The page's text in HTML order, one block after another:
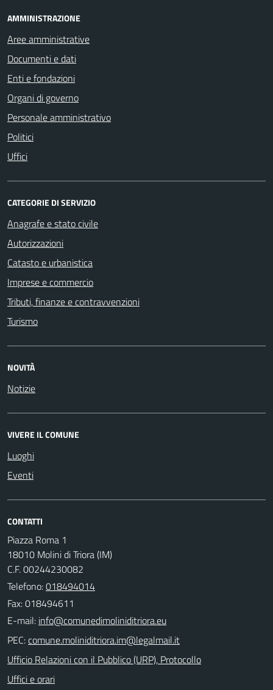
AMMINISTRAZIONE
Aree amministrative
Documenti e dati
Enti e fondazioni
Organi di governo
Personale amministrativo
Politici
Uffici
CATEGORIE DI SERVIZIO
Anagrafe e stato civile
Autorizzazioni
Catasto e urbanistica
Imprese e commercio
Tributi, finanze e contravvenzioni
Turismo
NOVITÀ
Notizie
VIVERE IL COMUNE
Luoghi
Eventi
CONTATTI
Piazza Roma 1
18010 Molini di Triora (IM)
C.F. 00244230082
Telefono:018494014
Fax: 018494611
E-mail:
PEC:
Ufficio Relazioni con il Pubblico (URP), Protocollo
Uffici e orari